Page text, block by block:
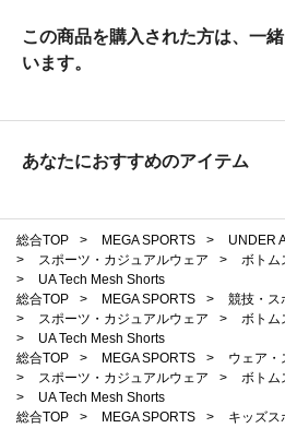
この商品を購入された方は、一
います。
あなたにおすすめのアイテム
総合TOP > MEGA SPORTS >
UNDER
>
スポーツ・カジュアルウェア > ボトム
>
UA Tech Mesh Shorts
総合TOP
> MEGA SPORTS >
競技・ス
>
スポーツ・カジュアルウェア > ボトム
>
UA Tech Mesh Shorts
総合TOP
> MEGA SPORTS >
ウェア・
>
スポーツ・カジュアルウェア > ボトム
>
UA Tech Mesh Shorts
総合TOP
> MEGA SPORTS >
キッズス